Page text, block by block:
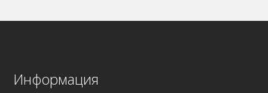
Информация